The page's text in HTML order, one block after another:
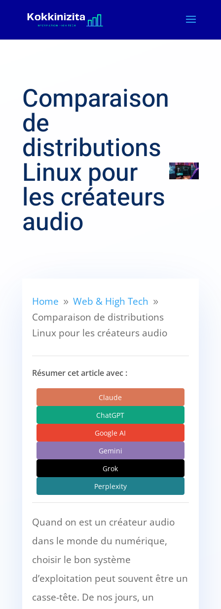
Comparaison
de
distributions
Linux pour
les créateurs
audio
Home 9 Web & High Tech 9
Comparaison de distributions
Linux pour les créateurs audio
Résumer cet article avec :
Claude
ChatGPT
Google AI
Gemini
Grok
Perplexity
Quand on est un créateur audio
dans le monde du numérique,
choisir le bon système
d’exploitation peut souvent être un
casse-tête. De nos jours, un